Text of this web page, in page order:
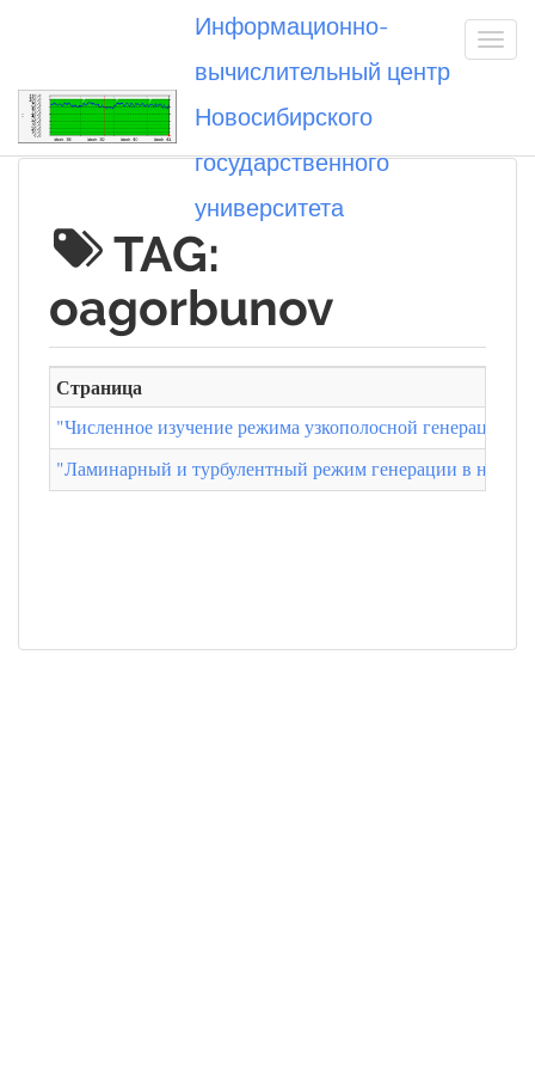
Информационно-
вычислительный центр
Новосибирского
государственного
университета
Вы посетили
TAG:
oagorbunov
Страница
"Численное изучение режима узкополосной генерации
"Ламинарный и турбулентный режим генерации в